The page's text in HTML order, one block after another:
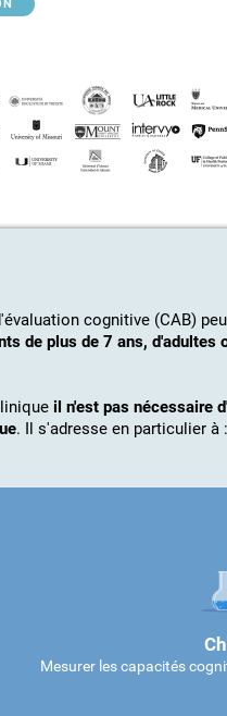
cognitive (CAB)
de plus de 7 ans, d'adultes
il n'est pas nécessaire
. Il s'adresse en particulier à :
Mesurer les capacités